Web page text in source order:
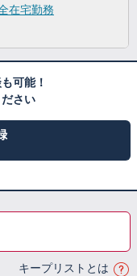
在宅勤務
可能！
さい
キープリストとは